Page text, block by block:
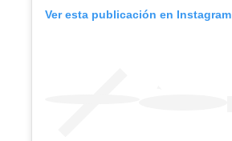
Ver esta publicación en Instagram